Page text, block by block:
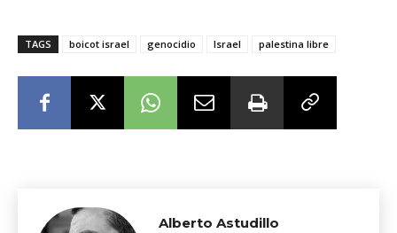
TAGS boicot israel genocidio Israel palestina libre
Alberto Astudillo